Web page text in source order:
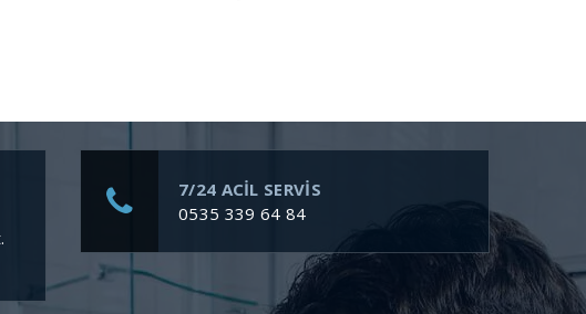
7/24 ACİL SERVİS
0535 339 64 84